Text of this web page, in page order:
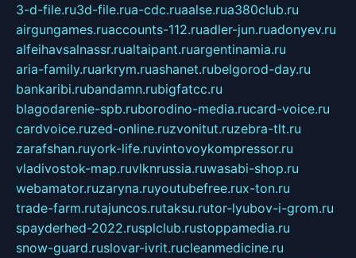
3-d-file.ru3d-file.rua-cdc.ruaalse.rua380club.ru
airgungames.ruaccounts-112.ruadler-jun.ruadonyev.ru
alfeihavsalnassr.rualtaipant.ruargentinamia.ru
aria-family.ruarkrym.ruashanet.rubelgorod-day.ru
bankaribi.rubandamn.rubigfatcc.ru
blagodarenie-spb.ruborodino-media.rucard-voice.ru
cardvoice.ruzed-online.ruzvonitut.ruzebra-tlt.ru
zarafshan.ruyork-life.ruvintovoykompressor.ru
vladivostok-map.ruvlknrussia.ruwasabi-shop.ru
webamator.ruzaryna.ruyoutubefree.rux-ton.ru
trade-farm.rutajuncos.rutaksu.rutor-lyubov-i-grom.ru
spayderhed-2022.rusplclub.rustoppamedia.ru
snow-guard.ruslovar-ivrit.rucleanmedicine.ru